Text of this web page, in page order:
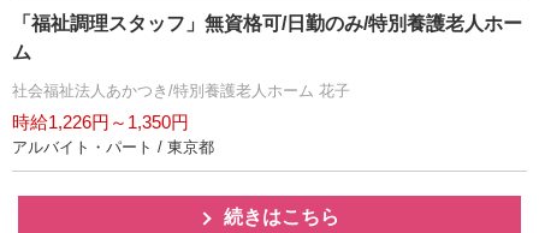
「福祉調理スタッフ」無資格可/日勤のみ/特別養護老人ホー
ム
社会福祉法人あかつき/特別養護老人ホーム 花子
時給1,226円～1,350円
アルバイト・パート / 東京都
続きはこちら